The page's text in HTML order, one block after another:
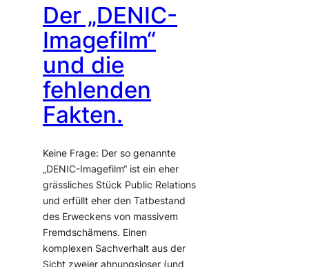
Der „DENIC-
Imagefilm“
und die
fehlenden
Fakten.
Keine Frage: Der so genannte
„DENIC-Imagefilm“ ist ein eher
grässliches Stück Public Relations
und erfüllt eher den Tatbestand
des Erweckens von massivem
Fremdschämens. Einen
komplexen Sachverhalt aus der
Sicht zweier ahnungsloser (und